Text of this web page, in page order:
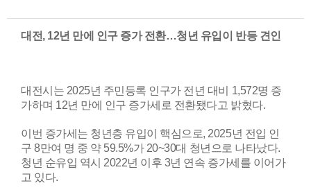
대전, 12년 만에 인구 증가 전환…청년 유입이 반등 견인
대전시는 2025년 주민등록 인구가 전년 대비 1,572명 증
가하며 12년 만에 인구 증가세로 전환됐다고 밝혔다.
이번 증가세는 청년층 유입이 핵심으로, 2025년 전입 인
구 8만여 명 중 약 59.5%가 20~30대 청년으로 나타났다.
청년 순유입 역시 2022년 이후 3년 연속 증가세를 이어가
고 있다.